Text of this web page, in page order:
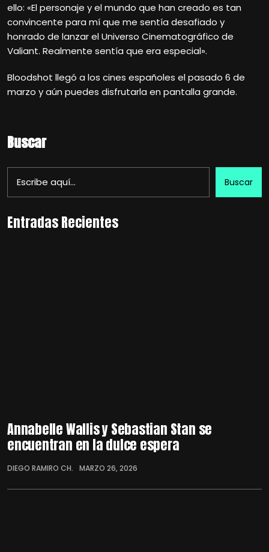
ello: «El personaje y el mundo que han creado es tan
convincente para mí que me sentía desafiado y
honrado de lanzar el Universo Cinematográfico de
Valiant. Realmente sentía que era especial».
Bloodshot llegó a los cines españoles el pasado 6 de
marzo y aún puedes disfrutarla en pantalla grande.
Buscar
Buscar
Entradas Recientes
Annabelle Wallis y Sebastian Stan se
encuentran en la dulce espera
DIEGO RAMIRO CH. MARZO 26, 2026